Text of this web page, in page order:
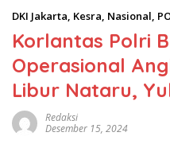
DKI Jakarta, Kesra, Nasional,
Korlantas Polri
Operasional
Libur Nataru,
Redaksi
Desember 15, 2024